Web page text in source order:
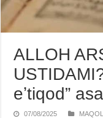
ALLOH
eʼtiqod”
07/08/2025